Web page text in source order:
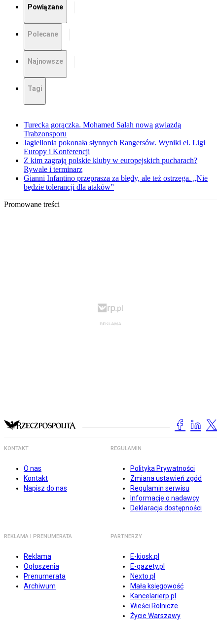
Powiązane
Polecane
Najnowsze
Tagi
Turecka gorączka. Mohamed Salah nową gwiazdą
Trabzonsporu
Jagiellonia pokonała słynnych Rangersów. Wyniki el. Ligi
Europy i Konferencji
Z kim zagrają polskie kluby w europejskich pucharach?
Rywale i terminarz
Gianni Infantino przeprasza za błędy, ale też ostrzega. „Nie
będzie tolerancji dla ataków”
Promowane treści
KONTAKT
O nas
Kontakt
Napisz do nas
REGULAMIN
Polityka Prywatności
Zmiana ustawień zgód
Regulamin serwisu
Informacje o nadawcy
Deklaracja dostępności
REKLAMA I PRENUMERATA
Reklama
Ogłoszenia
Prenumerata
Archiwum
PARTNERZY
E-kiosk.pl
E-gazety.pl
Nexto.pl
Mała księgowość
Kancelarierp.pl
Wieści Rolnicze
Życie Warszawy